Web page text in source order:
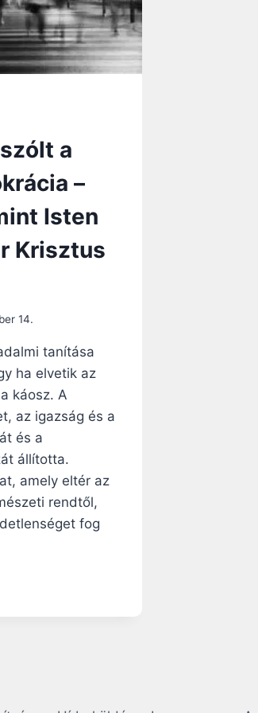
a
–
Isten
Krisztus
14.
tanítása
ha elvetik az
káosz. A
az igazság és a
és a
állította.
amely eltér az
rendtől,
fog